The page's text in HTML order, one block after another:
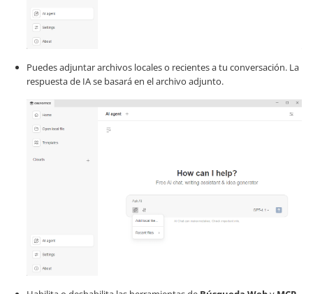
Puedes adjuntar archivos locales o recientes a tu conversación. La
respuesta de IA se basará en el archivo adjunto.